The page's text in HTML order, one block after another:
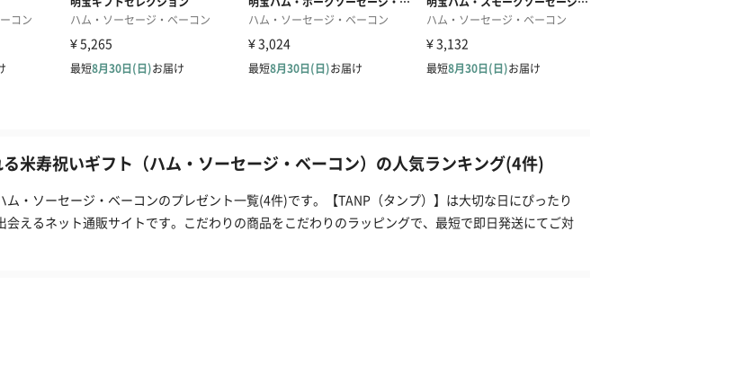
米寿祝いギフト（ハム・ソーセージ・ベーコン）の人気ランキング(4件)
ム・ソーセージ・ベーコンのプレゼント一覧(4件)です。【TANP（タンプ）】は大切な日にぴったり
会えるネット通販サイトです。こだわりの商品をこだわりのラッピングで、最短で即日発送にてご対